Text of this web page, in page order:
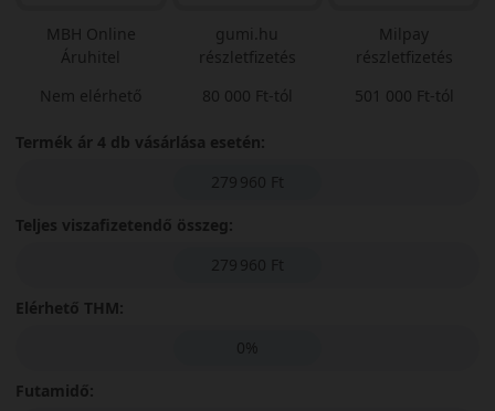
MBH Online
Áruhitel
Nem elérhető
gumi.hu
részletfizetés
80 000 Ft-tól
Milpay
részletfizetés
501 000 Ft-tól
Termék ár 4 db vásárlása esetén:
279 960 Ft
Teljes viszafizetendő összeg:
279 960 Ft
Elérhető THM:
0%
Futamidő: